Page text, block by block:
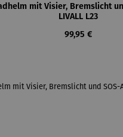
mit Visier, Bremslicht
LIVALL L23
Regulärer Preis:
99,95 €